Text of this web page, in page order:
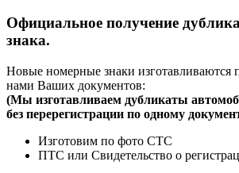
Официальное получение
знака.
Новые номерные знаки изготавливаются
нами Ваших документов:
(Мы изготавливаем дубликаты
без перерегистрации по одному
Изготовим по фото СТС
ПТС или Свидетельство о